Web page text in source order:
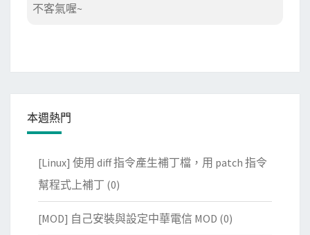
不客氣喔~
本週熱門
[Linux] 使用 diff 指令產生補丁檔，用 patch 指令
幫程式上補丁 (0)
[MOD] 自己安裝與設定中華電信 MOD (0)